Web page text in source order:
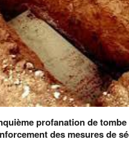
profanation de tombe
des mesures de